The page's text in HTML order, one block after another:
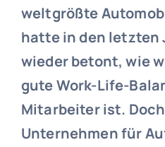
weltgrößte
hatte in den letzten
wieder betont, wie
gute Work-Life-
Mitarbeiter ist.
Unternehmen für